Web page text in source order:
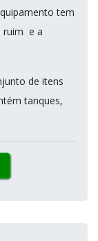
tem
ruim e a
de itens
tanques,